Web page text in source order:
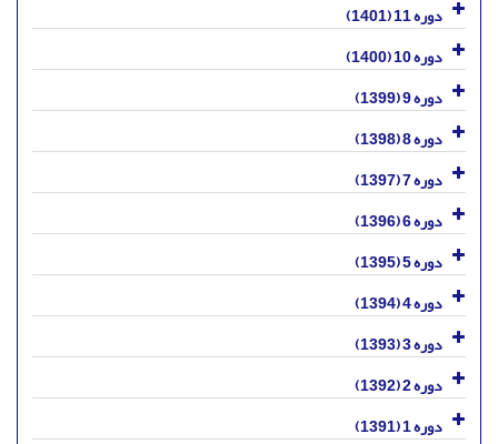
دوره 11 (1401)
دوره 10 (1400)
دوره 9 (1399)
دوره 8 (1398)
دوره 7 (1397)
دوره 6 (1396)
دوره 5 (1395)
دوره 4 (1394)
دوره 3 (1393)
دوره 2 (1392)
دوره 1 (1391)